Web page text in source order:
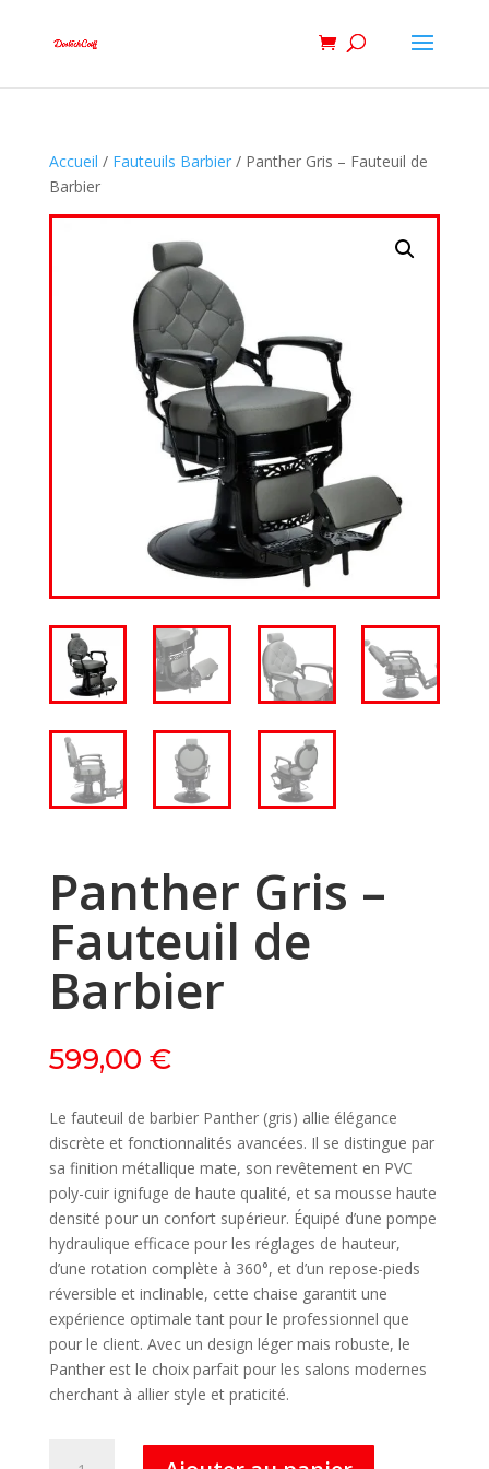
Accueil / Fauteuils Barbier/ Panther Gris – Fauteuil de
Barbier
Panther Gris –
Fauteuil de
Barbier
599,00 €
Le fauteuil de barbier Panther (gris) allie élégance
discrète et fonctionnalités avancées. Il se distingue par
sa finition métallique mate, son revêtement en PVC
poly-cuir ignifuge de haute qualité, et sa mousse haute
densité pour un confort supérieur. Équipé d’une pompe
hydraulique efficace pour les réglages de hauteur,
d’une rotation complète à 360°, et d’un repose-pieds
réversible et inclinable, cette chaise garantit une
expérience optimale tant pour le professionnel que
pour le client. Avec un design léger mais robuste, le
Panther est le choix parfait pour les salons modernes
cherchant à allier style et praticité.